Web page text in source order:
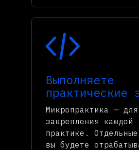
Выполняете
практические
Микропрактика — для
закрепления каждой
практике.
вы будете